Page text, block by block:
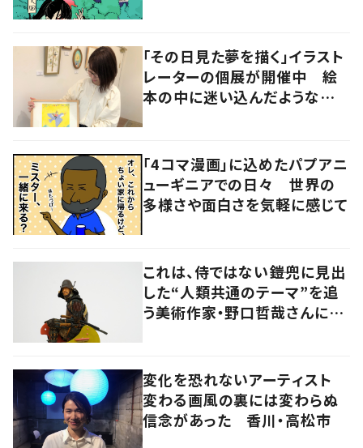
「その日見た夢を描く」イラスト
レーターの個展が開催中 絵
本の中に迷い込んだような想
「4コマ漫画」に込めたパプアニ
ューギニアでの日々 世界の
多様さや面白さを気軽に感じて
これは、侍ではない――鎧兜に見出
した“人類共通のテーマ”を追
う美術作家・野口哲哉さんに聞
変化を恐れないアーティスト
変わる画風の裏には変わらぬ
信念があった 香川・高松市